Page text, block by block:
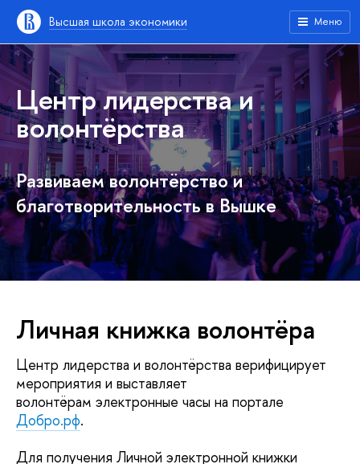
Высшая школа экономики Меню
Центр лидерства и
волонтёрства
Развиваем волонтёрство и
благотворительность в Вышке
Личная книжка волонтёра
Центр лидерства и волонтёрства верифицирует
мероприятия и выставляет
волонтёрам электронные часы на портале
Добро.рф.
Для получения Личной электронной книжки